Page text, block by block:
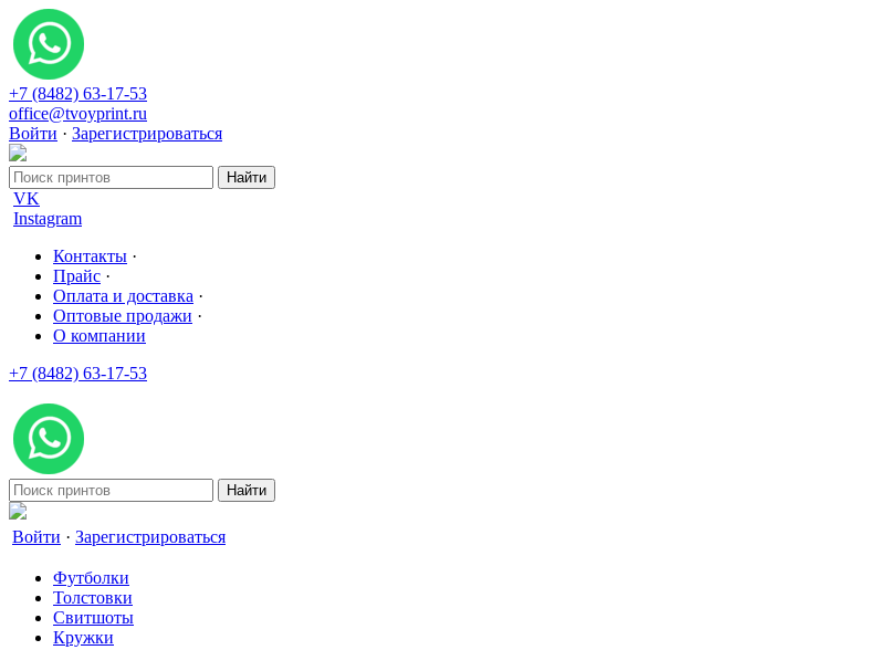
+7 (8482) 63-17-53
office@tvoyprint.ru
Войти · Зарегистрироваться
VK
Instagram
Контакты ·
Прайс ·
Оплата и доставка ·
Оптовые продажи ·
О компании
+7 (8482) 63-17-53
Войти · Зарегистрироваться
Футболки
Толстовки
Свитшоты
Кружки